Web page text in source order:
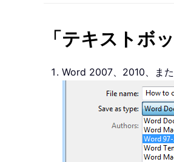
「テキストボ
Word 2007、2010、ま